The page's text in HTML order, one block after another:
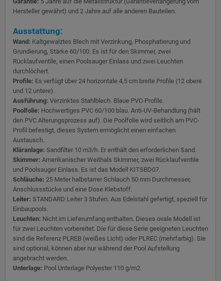
Hersteller gewährt) und 2 Jahre auf alle anderen Bauteilen.
Ausstattung:
Wand: Kaltgewalztes Blech mit Verzinkung, Phosphatierung und
Grundierung, Stärke 60/100. Es ist für den Skimmer, zwei
Rücklaufventile, einen Poolsauger Einlass und zwei Leuchten
durchlöchert.
Profile: Es verfügt über 24 horizontale 4,5 cm breite Profile (12 obere
und 12 untere).
Ausführung: Verzinktes Stahlblech. Blaue PVC-Profile.
Poolfolie: Hochwertiges PVC 60/100 blau. Anti-UV-Behandlung (hält
den PVC Alterungsprozess auf). Die Poolfolie wird seitlich am PVC-
Profil befestigt, dieses System ermöglicht einen einfachen
Austausch.
Kläranlage: Sandfilter 10 m3/h. Er enthält den erforderlichen Sand.
Skimmer: Amerikanischer Weithals Skimmer, zwei Rücklaufventile
und Poolsauger Einlass. Es ist das Modell KITSBD07.
Schläuche: 25 Meter halbstarrer Schlauch 50 mm Durchmesser,
Anschlussstücke und eine Dose Klebstoff.
Leiter: STANDARD Leiter 3 Stufen. Aus Edelstahl gefertigt, speziell für
Einbaupools.
Leuchten: Nicht im Lieferumfang enthalten. Dieses ovale Modell ist
für zwei Leuchten vorbereitet. Die für diese Serie geeigneten Leuchten
sind die Referenz PLREB (weißes Licht) oder PLREC (mehrfarbig). Sie
sind optional, können aber nur während der Pool Aufstellung
angebracht werden.
Unterlage: Pool Unterlage Polyester 110 g/m2.